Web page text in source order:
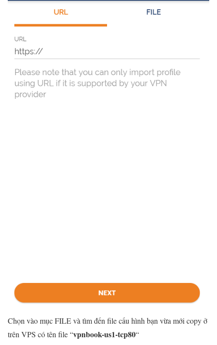
Chọn vào mục FILE và tìm đến file cấu hình bạn vừa mới copy ở
trên VPS có tên file “vpnbook-us1-tcp80“